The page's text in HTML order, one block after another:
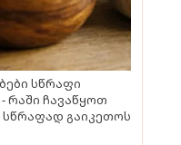
სწრაფი
რაში ჩავაწყოთ
გაიკეთოს